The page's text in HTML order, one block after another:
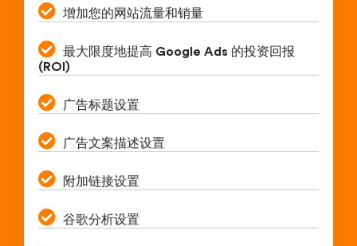
增加您的网站流量和销量
最大限度地提高 Google Ads 的投资回报
(ROI)
广告标题设置
广告文案描述设置
附加链接设置
谷歌分析设置